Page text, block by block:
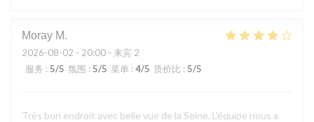
Moray M
2026-08-02 - 20:00 - 来宾 2
服务 : 5/5 氛围 : 5/5 菜单 : 4/5 质价比 : 5/5
Très bon endroit avec belle vue de la Seine. L'équipe nous a